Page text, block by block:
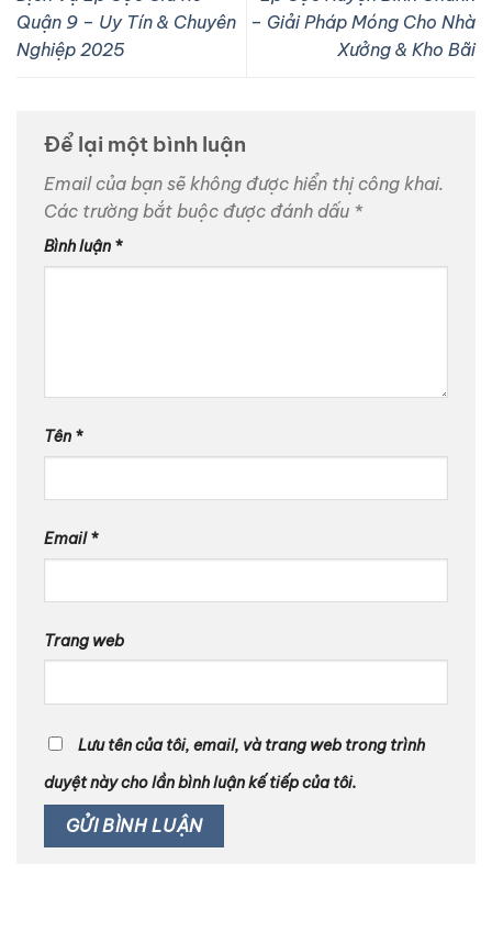
Quận 9 – Uy Tín & Chuyên
Nghiệp 2025
– Giải Pháp Móng Cho Nhà
Xưởng & Kho Bãi
Để lại một bình luận
Email của bạn sẽ không được hiển thị công khai.
Các trường bắt buộc được đánh dấu *
Bình luận *
Tên *
Email*
Trang web
Lưu tên của tôi, email, và trang web trong trình
duyệt này cho lần bình luận kế tiếp của tôi.